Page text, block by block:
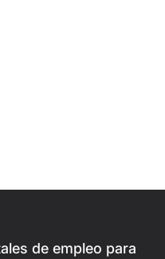
de empleo para